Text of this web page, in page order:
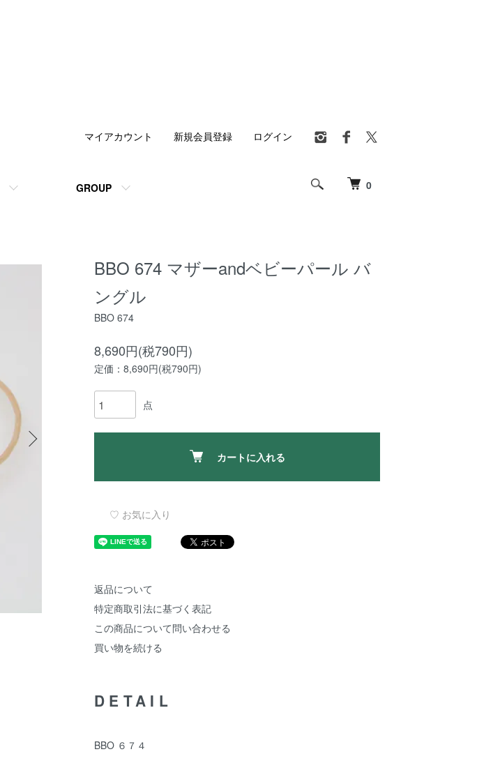
0
GROUP
マイアカウント 新規会員登録 ログイン
BBO 674 マザーandベビーパール バ
ングル
BBO 674
8,690円(税790円)
定価：8,690円(税790円)
点
カートに入れる
♡ お気に入り
返品について
特定商取引法に基づく表記
この商品について問い合わせる
買い物を続ける
DETAIL
BBO ６７４